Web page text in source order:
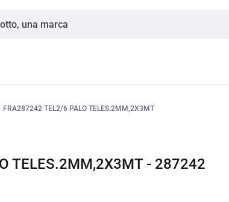
FRA287242 TEL2/6 PALO TELES.2MM,2X3MT
TELES.2MM,2X3MT - 287242